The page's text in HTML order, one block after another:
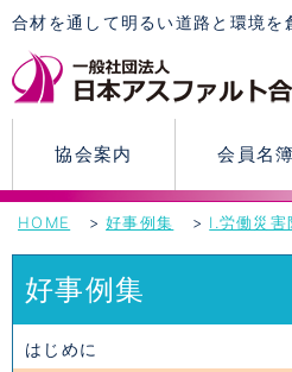
合材を通して明るい道路と環境を
協会案内 会員名簿
HOME 好事例集 Ⅰ.労働災害
好事例集
はじめに